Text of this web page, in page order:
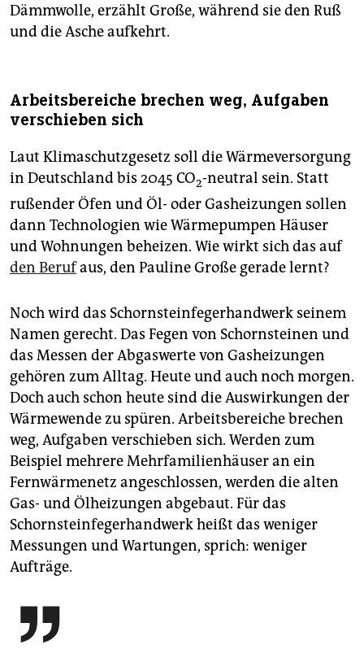
Dämmwolle, erzählt Große, während sie den Ruß
und die Asche aufkehrt.
Arbeitsbereiche brechen weg, Aufgaben
verschieben sich
Laut Klimaschutzgesetz soll die Wärmeversorgung
in Deutschland bis 2045 CO2-neutral sein. Statt
rußender Öfen und Öl- oder Gasheizungen sollen
dann Technologien wie Wärmepumpen Häuser
und Wohnungen beheizen. Wie wirkt sich das auf
den Berufaus, den Pauline Große gerade lernt?
Noch wird das Schornsteinfegerhandwerk seinem
Namen gerecht. Das Fegen von Schornsteinen und
das Messen der Abgaswerte von Gasheizungen
gehören zum Alltag. Heute und auch noch morgen.
Doch auch schon heute sind die Auswirkungen der
Wärmewende zu spüren. Arbeitsbereiche brechen
weg, Aufgaben verschieben sich. Werden zum
Beispiel mehrere Mehrfamilienhäuser an ein
Fernwärmenetz angeschlossen, werden die alten
Gas- und Ölheizungen abgebaut. Für das
Schornsteinfegerhandwerk heißt das weniger
Messungen und Wartungen, sprich: weniger
Aufträge.
